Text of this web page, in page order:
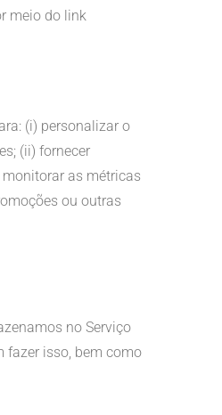
meio do link
(i) personalizar o
(ii) fornecer
as métricas
ou outras
no Serviço
fazer isso, bem como